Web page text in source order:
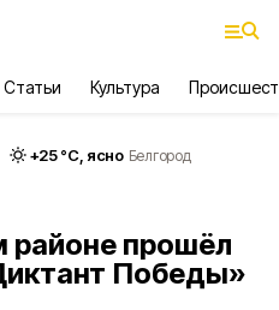
Статьи Культура
+25°С, ясно Белгород
районе прошёл
Победы»